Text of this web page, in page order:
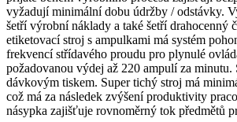
vyžadují minimální dobu údržby / odstávky.
šetří výrobní náklady a také šetří drahocenný
etiketovací stroj s ampulkami má systém
frekvencí střídavého proudu pro plynulé
požadovanou výdej až 220 ampulí za minutu.
dávkovým tiskem. Super tichý stroj má
což má za následek zvýšení produktivity
násypka zajišťuje rovnoměrný tok předmětů